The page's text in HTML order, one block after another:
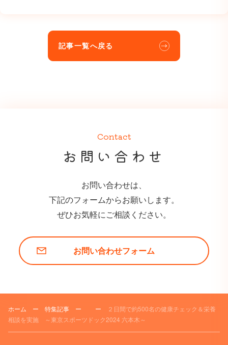
記事一覧へ戻る
Contact
お問い合わせ
お問い合わせは、
下記のフォームからお願いします。
ぜひお気軽にご相談ください。
お問い合わせフォーム
ホーム ー 特集記事 ー ー
２日間で約500名の健康チェック＆栄養
相談を実施 ～東京スポーツドック2024 六本木～